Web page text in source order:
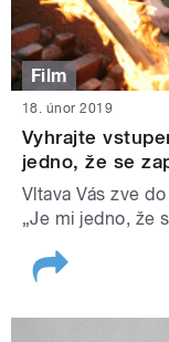
Film
18. únor 2019
Vyhrajte
jedno, že se
Vltava Vás zve
„Je mi jedno, že